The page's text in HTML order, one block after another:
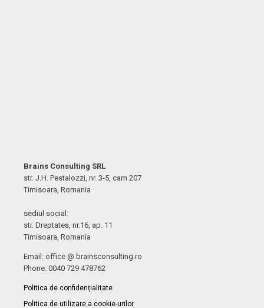
Brains Consulting SRL
str. J.H. Pestalozzi, nr. 3-5, cam 207
Timisoara, Romania
sediul social:
str. Dreptatea, nr.16, ap. 11
Timisoara, Romania
Email: office @ brainsconsulting.ro
Phone: 0040 729 478762
Politica de confidențialitate
Politica de utilizare a cookie-urilor